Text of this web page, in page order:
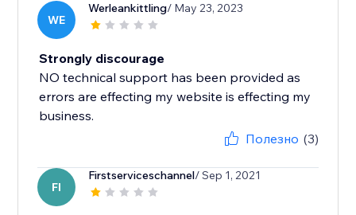
WE
Werleankittling/ May 23, 2023
Strongly discourage
NO technical support has been provided as
errors are effecting my website is effecting my
business.
Полезно (3)
FI
Firstserviceschannel/ Sep 1, 2021